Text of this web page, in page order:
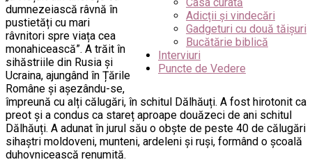
Adicții și vindecări
Gadgeturi cu două tăișuri
Bucătărie biblică
Interviuri
Puncte de Vedere
dumnezeiască râvnă în
pustietăți cu mari
râvnitori spre viața cea
monahicească”. A trăit în
sihăstriile din Rusia și
Ucraina, ajungând în Țările
Române și așezându-se,
împreună cu alți călugări, în schitul Dălhăuți. A fost hirotonit ca
preot și a condus ca stareț aproape douăzeci de ani schitul
Dălhăuți. A adunat în jurul său o obște de peste 40 de călugări
sihaștri moldoveni, munteni, ardeleni și ruși, formând o școală
duhovnicească renumită.